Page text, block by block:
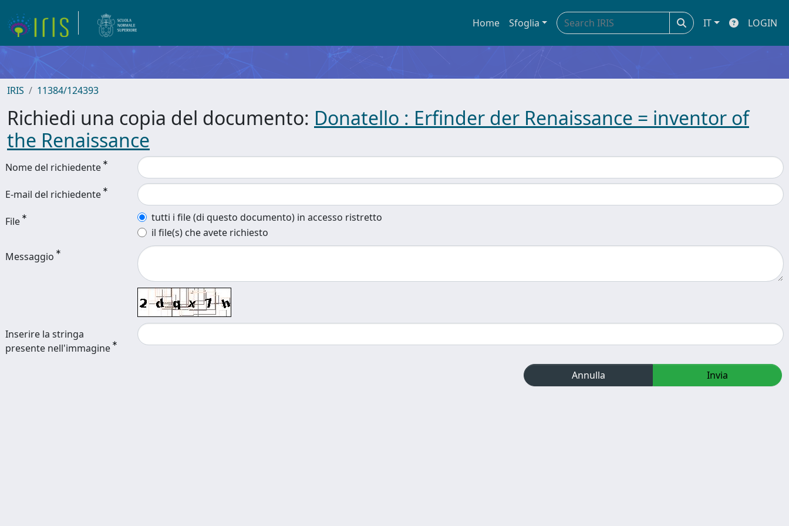
Home Sfoglia IT LOGIN
IRIS 11384/124393
Richiedi una copia del documento: Donatello : Erfinder der Renaissance = inventor of
the Renaissance
Nome del richiedente
E-mail del richiedente
File
tutti i file (di questo documento) in accesso ristretto
il file(s) che avete richiesto
Messaggio
Inserire la stringa
presente nell'immagine
Annulla Invia